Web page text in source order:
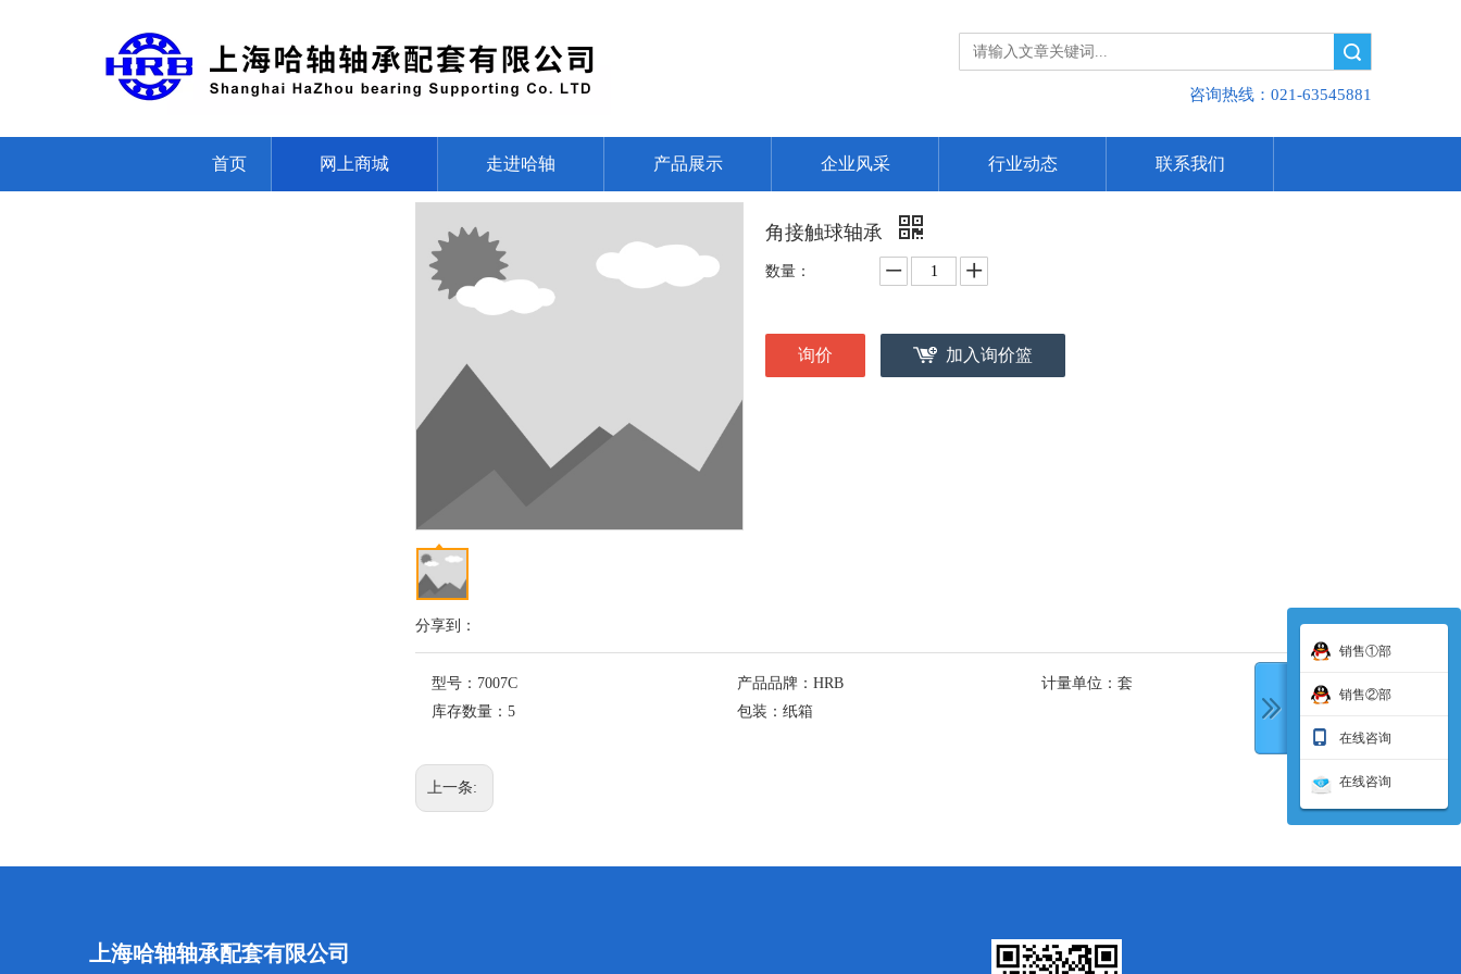
咨询热线：021-63545881
首页 网上商城 走进哈轴 产品展示 企业风采 行业动态 联系我们
分享到：
角接触球轴承
数量：
询价 加入询价篮
型号： 7007C 产品品牌： HRB 计量单位： 套
库存数量： 5 包装： 纸箱
上一条: 下一条:
销售①部
销售②部
在线咨询
在线咨询
上海哈轴轴承配套有限公司